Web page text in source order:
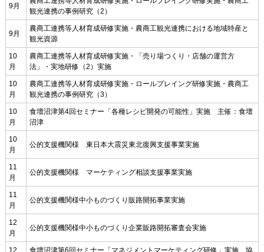
9月
観光連携の事例研究（2）
9月
農商工連携等人材育成研修実施・農商工観光連携における地域特産と
観光資源
10
月
農商工連携等人材育成研修実施・「売り場つくり・店舗の運営方
法」・実地研修（2）実施
10
月
農商工連携等人材育成研修実施・ロールプレイング研修実施・農商工
観光連携の事例研究（3）
10
月
食壇沼津第4回セミナー「各種レシピ開発の可能性」実施 主催：食壇
沼津
10
月
公的支援機関様 東日本大震災東北復興支援事業実施
11
月
公的支援機関様 マーケティング相談支援事業実施
11
月
公的支援機関様中小ものづくり販路開拓事業実施
12
月
公的支援機関様中小ものづくり企業販路開拓審査会実施
12 食壇沼津第6回セミナー「マネジメントマーケティング研修」実施 協